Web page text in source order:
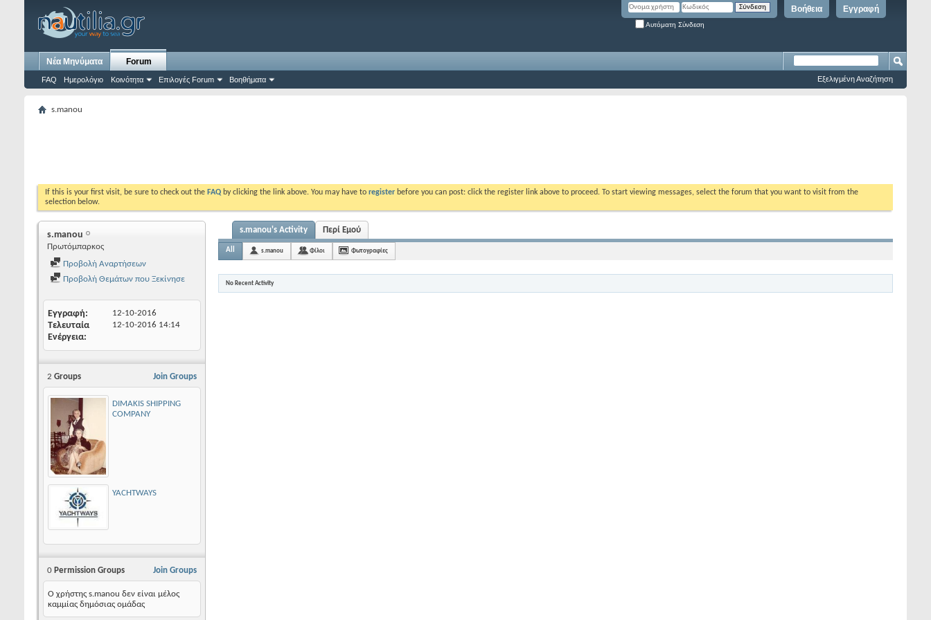
Εγγραφή
Βοήθεια
Αυτόματη Σύνδεση
Νέα Μηνύματα Forum
FAQ Ημερολόγιο Κοινότητα Επιλογές Forum Βοηθήματα Εξελιγμένη Αναζήτηση
s.manou
If this is your first visit, be sure to check out the FAQ by clicking the link above. You may have to register before you can post: click the register link above to proceed. To start viewing messages, select the forum that you want to visit from the
selection below.
s.manou
Πρωτόμπαρκος
Προβολή Αναρτήσεων
Προβολή Θεμάτων που Ξεκίνησε
Εγγραφή 12-10-2016
Τελευταία
Ενέργεια
12-10-2016 14:14
Join Groups
2 Groups
DIMAKIS SHIPPING
COMPANY
YACHTWAYS
Join Groups
0 Permission Groups
Ο χρήστης s.manou δεν είναι μέλος
καμμίας δημόσιας ομάδας
s.manou's Activity Περί Εμού
All s.manou Φίλοι Φωτογραφίες
No Recent Activity